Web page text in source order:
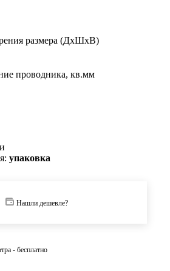
размера (ДхШхВ)
проводника, кв.мм
упаковка
Нашли дешевле?
- бесплатно